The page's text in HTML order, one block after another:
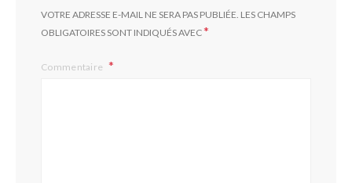
VOTRE ADRESSE E-MAIL NE SERA PAS PUBLIÉE. LES CHAMPS
OBLIGATOIRES SONT INDIQUÉS AVEC*
Commentaire